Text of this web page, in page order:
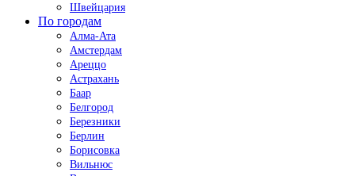
Швейцария
По городам
Алма-Ата
Амстердам
Ареццо
Астрахань
Баар
Белгород
Березники
Берлин
Борисовка
Вильнюс